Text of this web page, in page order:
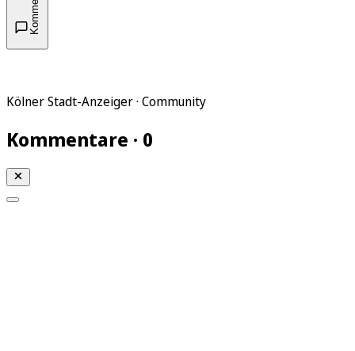
Kölner Stadt-Anzeiger · Community
Kommentare · 0